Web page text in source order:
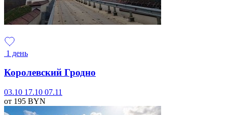
1 день
Королевский Гродно
03.10 17.10 07.11
от 195 BYN